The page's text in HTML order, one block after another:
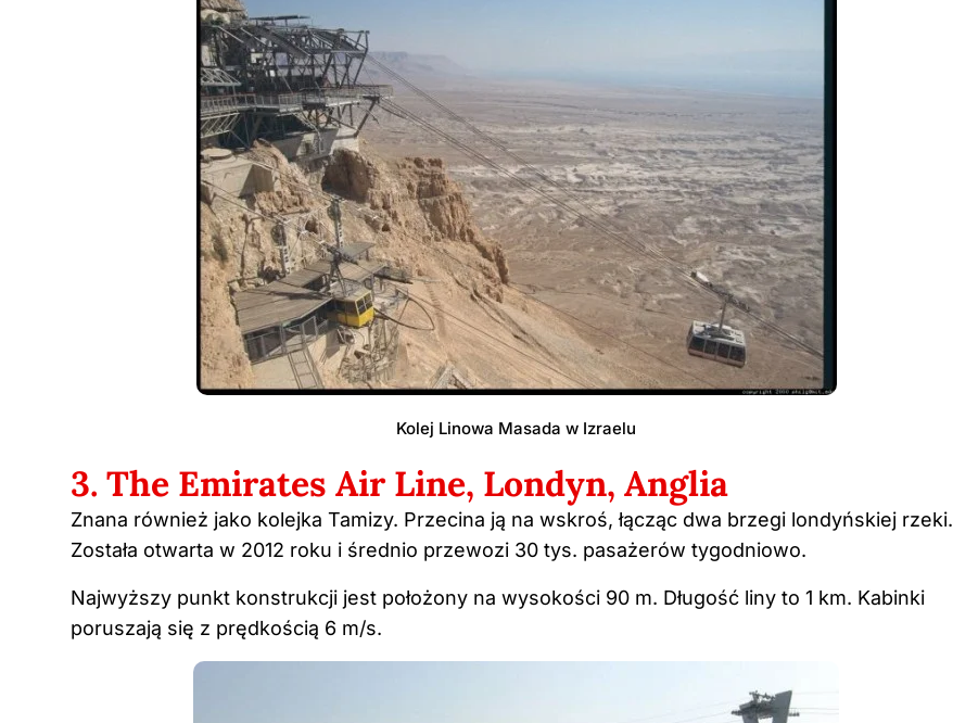
Kolej Linowa Masada w Izraelu
3. The Emirates Air Line, Londyn, Anglia
Znana również jako kolejka Tamizy. Przecina ją na wskroś, łącząc dwa brzegi londyńskiej rzeki.
Została otwarta w 2012 roku i średnio przewozi 30 tys. pasażerów tygodniowo.
Najwyższy punkt konstrukcji jest położony na wysokości 90 m. Długość liny to 1 km. Kabinki
poruszają się z prędkością 6 m/s.